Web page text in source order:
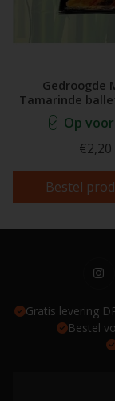
Gedroogde
Tamarinde
Op
€2,20
Bestel
Gratis levering
Bestel